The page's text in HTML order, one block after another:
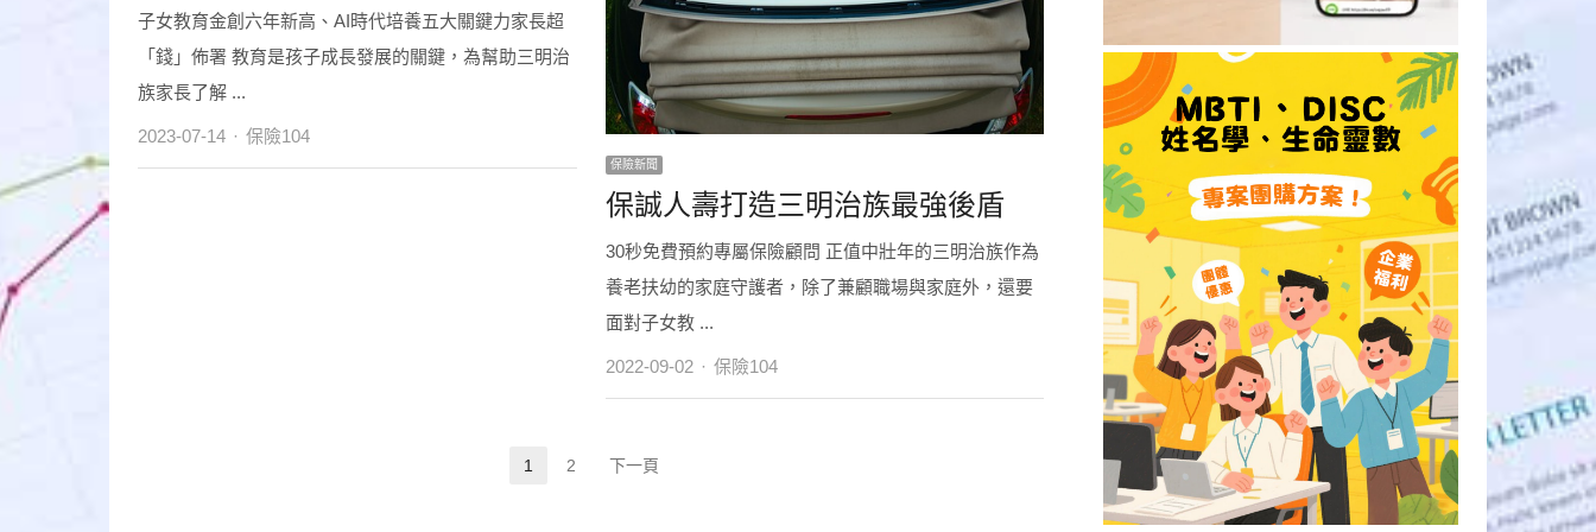
子女教育金創六年新高、AI時代培養五大關鍵力家長超
「錢」佈署 教育是孩子成長發展的關鍵，為幫助三明治
族家長了解 ...
2023-07-14 Author
保險104
保險新聞
保誠人壽打造三明治族最強後盾
30秒免費預約專屬保險顧問 正值中壯年的三明治族作為
養老扶幼的家庭守護者，除了兼顧職場與家庭外，還要
面對子女教 ...
2022-09-02 Author
保險104
Page
1 Page
2 下一頁